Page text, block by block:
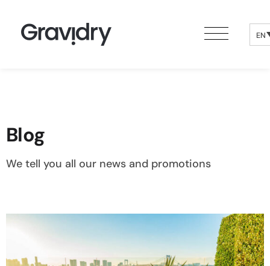
EN
Blog
We tell you all our news and promotions